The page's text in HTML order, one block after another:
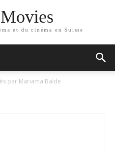
et du cinéma en Suisse
par Mariama Balde